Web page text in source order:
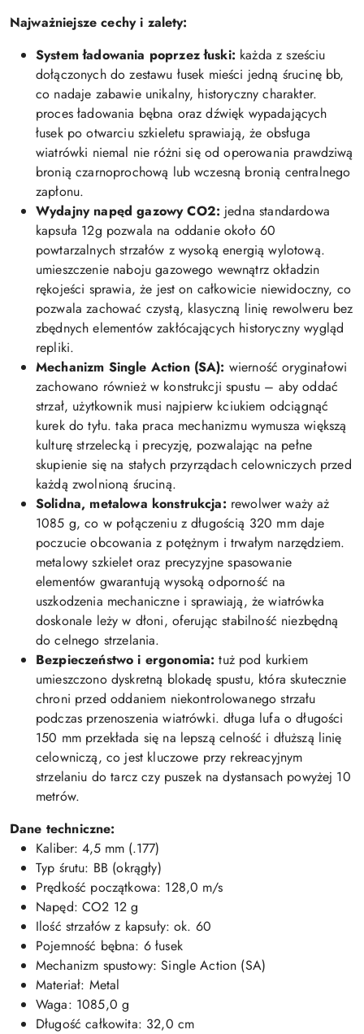
Najważniejsze cechy i zalety:
System ładowania poprzez łuski: każda z sześciu
dołączonych do zestawu łusek mieści jedną śrucinę bb,
co nadaje zabawie unikalny, historyczny charakter.
proces ładowania bębna oraz dźwięk wypadających
łusek po otwarciu szkieletu sprawiają, że obsługa
wiatrówki niemal nie różni się od operowania prawdziwą
bronią czarnoprochową lub wczesną bronią centralnego
zapłonu.
Wydajny napęd gazowy CO2: jedna standardowa
kapsuła 12g pozwala na oddanie około 60
powtarzalnych strzałów z wysoką energią wylotową.
umieszczenie naboju gazowego wewnątrz okładzin
rękojeści sprawia, że jest on całkowicie niewidoczny, co
pozwala zachować czystą, klasyczną linię rewolweru bez
zbędnych elementów zakłócających historyczny wygląd
repliki.
Mechanizm Single Action (SA): wierność oryginałowi
zachowano również w konstrukcji spustu – aby oddać
strzał, użytkownik musi najpierw kciukiem odciągnąć
kurek do tyłu. taka praca mechanizmu wymusza większą
kulturę strzelecką i precyzję, pozwalając na pełne
skupienie się na stałych przyrządach celowniczych przed
każdą zwolnioną śruciną.
Solidna, metalowa konstrukcja: rewolwer waży aż
1085 g, co w połączeniu z długością 320 mm daje
poczucie obcowania z potężnym i trwałym narzędziem.
metalowy szkielet oraz precyzyjne spasowanie
elementów gwarantują wysoką odporność na
uszkodzenia mechaniczne i sprawiają, że wiatrówka
doskonale leży w dłoni, oferując stabilność niezbędną
do celnego strzelania.
Bezpieczeństwo i ergonomia: tuż pod kurkiem
umieszczono dyskretną blokadę spustu, która skutecznie
chroni przed oddaniem niekontrolowanego strzału
podczas przenoszenia wiatrówki. długa lufa o długości
150 mm przekłada się na lepszą celność i dłuższą linię
celowniczą, co jest kluczowe przy rekreacyjnym
strzelaniu do tarcz czy puszek na dystansach powyżej 10
metrów.
Dane techniczne:
Kaliber: 4,5 mm (.177)
Typ śrutu: BB (okrągły)
Prędkość początkowa: 128,0 m/s
Napęd: CO2 12 g
Ilość strzałów z kapsuły: ok. 60
Pojemność bębna: 6 łusek
Mechanizm spustowy: Single Action (SA)
Materiał: Metal
Waga: 1085,0 g
Długość całkowita: 32,0 cm